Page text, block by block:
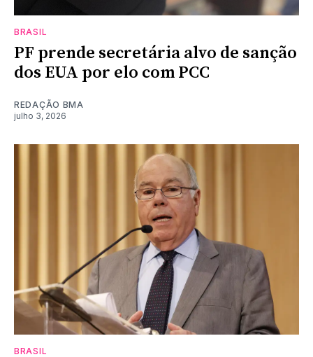
BRASIL
PF prende secretária alvo de sanção
dos EUA por elo com PCC
REDAÇÃO BMA
julho 3, 2026
BRASIL